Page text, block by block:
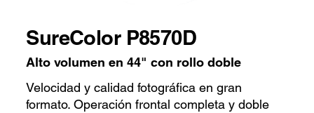
SureColor P8570D
Alto volumen en 44" con rollo doble
Velocidad y calidad fotográfica en gran
formato. Operación frontal completa y doble